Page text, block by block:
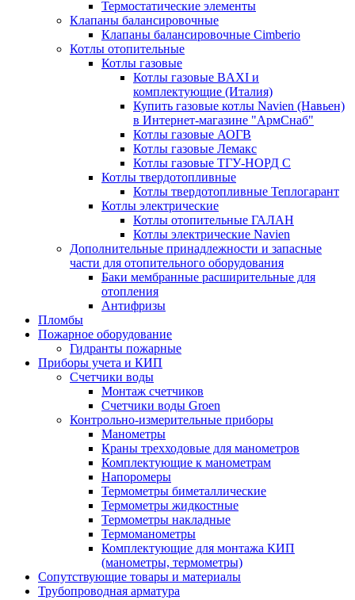
Термостатические элементы
Клапаны балансировочные
Клапаны балансировочные Cimberio
Котлы отопительные
Котлы газовые
Котлы газовые BAXI и
комплектующие (Италия)
Купить газовые котлы Navien (Навьен)
в Интернет-магазине "АрмСнаб"
Котлы газовые АОГВ
Котлы газовые Лемакс
Котлы газовые ТГУ-НОРД С
Котлы твердотопливные
Котлы твердотопливные Теплогарант
Котлы электрические
Котлы отопительные ГАЛАН
Котлы электрические Navien
Дополнительные принадлежности и запасные
части для отопительного оборудования
Баки мембранные расширительные для
отопления
Антифризы
Пломбы
Пожарное оборудование
Гидранты пожарные
Приборы учета и КИП
Счетчики воды
Монтаж счетчиков
Счетчики воды Groen
Контрольно-измерительные приборы
Манометры
Краны трехходовые для манометров
Комплектующие к манометрам
Напоромеры
Термометры биметаллические
Термометры жидкостные
Термометры накладные
Термоманометры
Комплектующие для монтажа КИП
(манометры, термометры)
Сопутствующие товары и материалы
Трубопроводная арматура